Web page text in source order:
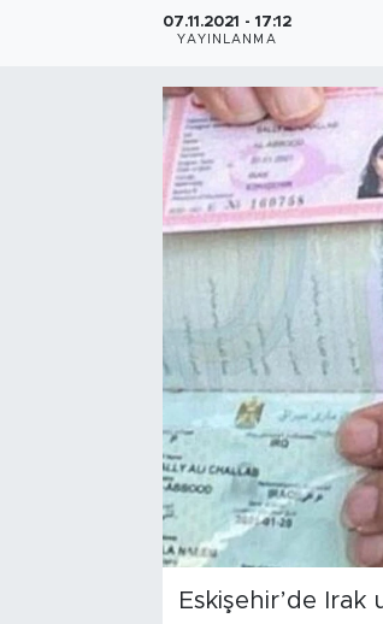
07.11.2021 - 17:12
YAYINLANMA
Eskişehir’de
Teknoloji